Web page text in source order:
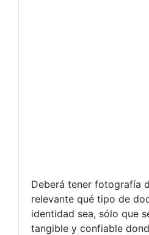
Deberá tener fotografía
relevante qué tipo de
identidad sea, sólo que
tangible y confiable